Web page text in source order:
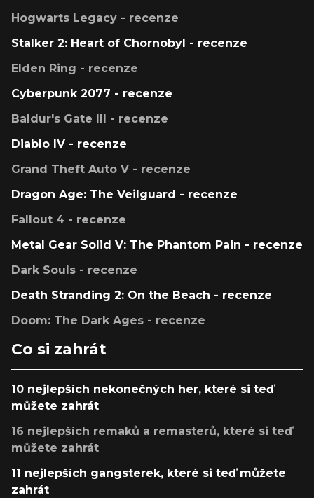
Hogwarts Legacy - recenze
Stalker 2: Heart of Chornobyl - recenze
Elden Ring - recenze
Cyberpunk 2077 - recenze
Baldur's Gate III - recenze
Diablo IV - recenze
Grand Theft Auto V - recenze
Dragon Age: The Veilguard - recenze
Fallout 4 - recenze
Metal Gear Solid V: The Phantom Pain - recenze
Dark Souls - recenze
Death Stranding 2: On the Beach - recenze
Doom: The Dark Ages - recenze
Co si zahrát
10 nejlepších nekonečných her, které si teď
můžete zahrát
16 nejlepších remaků a remasterů, které si teď
můžete zahrát
11 nejlepších gangsterek, které si teď můžete
zahrát